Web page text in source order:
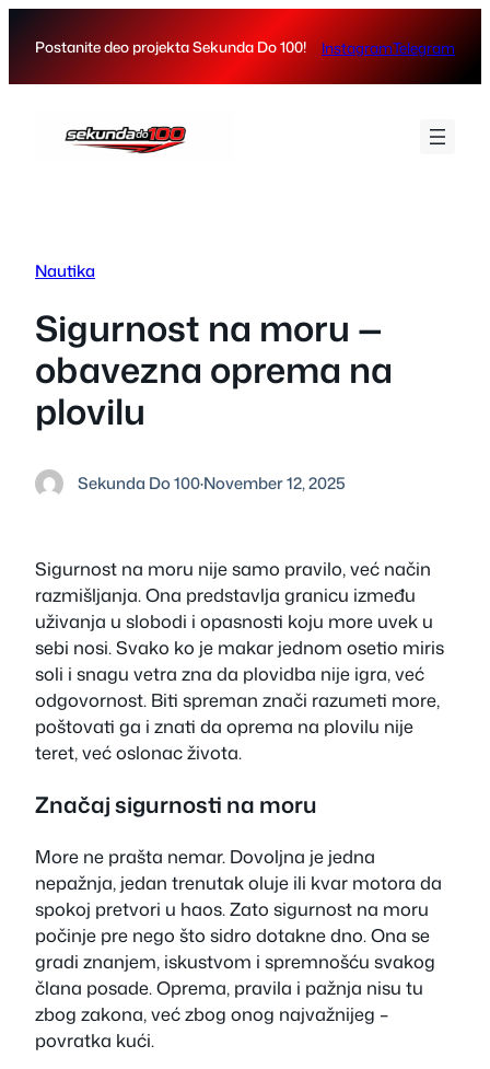
Postanite deo projekta Sekunda Do 100! InstagramTelegram
Nautika
Sigurnost na moru —
obavezna oprema na
plovilu
Sekunda Do 100·November 12, 2025
Sigurnost na moru nije samo pravilo, već način
razmišljanja. Ona predstavlja granicu između
uživanja u slobodi i opasnosti koju more uvek u
sebi nosi. Svako ko je makar jednom osetio miris
soli i snagu vetra zna da plovidba nije igra, već
odgovornost. Biti spreman znači razumeti more,
poštovati ga i znati da oprema na plovilu nije
teret, već oslonac života.
Značaj sigurnosti na moru
More ne prašta nemar. Dovoljna je jedna
nepažnja, jedan trenutak oluje ili kvar motora da
spokoj pretvori u haos. Zato sigurnost na moru
počinje pre nego što sidro dotakne dno. Ona se
gradi znanjem, iskustvom i spremnošću svakog
člana posade. Oprema, pravila i pažnja nisu tu
zbog zakona, već zbog onog najvažnijeg –
povratka kući.